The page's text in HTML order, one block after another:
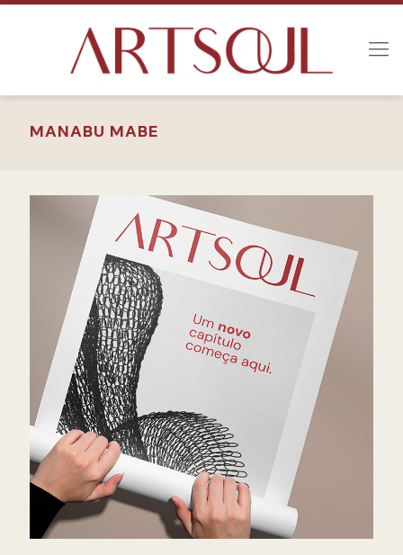
MANABU MABE